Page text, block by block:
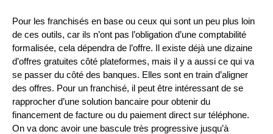
Pour les franchisés en base ou ceux qui sont un peu plus loin
de ces outils, car ils n’ont pas l’obligation d’une comptabilité
formalisée, cela dépendra de l’offre. Il existe déjà une dizaine
d’offres gratuites côté plateformes, mais il y a aussi ce qui va
se passer du côté des banques. Elles sont en train d’aligner
des offres. Pour un franchisé, il peut être intéressant de se
rapprocher d’une solution bancaire pour obtenir du
financement de facture ou du paiement direct sur téléphone.
On va donc avoir une bascule très progressive jusqu’à